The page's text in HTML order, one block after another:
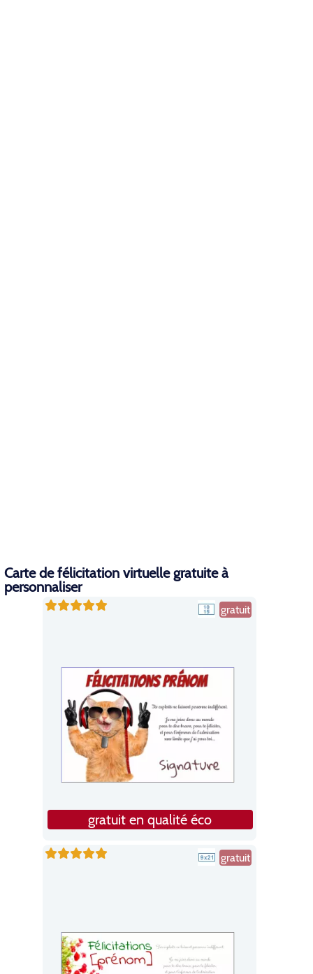
Carte de félicitation virtuelle gratuite à
personnaliser
gratuit
gratuit en qualité éco
gratuit